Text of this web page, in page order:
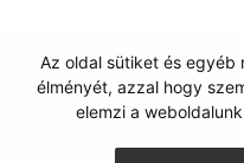
Az oldal sütiket és egyéb
élményét, azzal hogy
elemzi a
az RSS
webhosting,